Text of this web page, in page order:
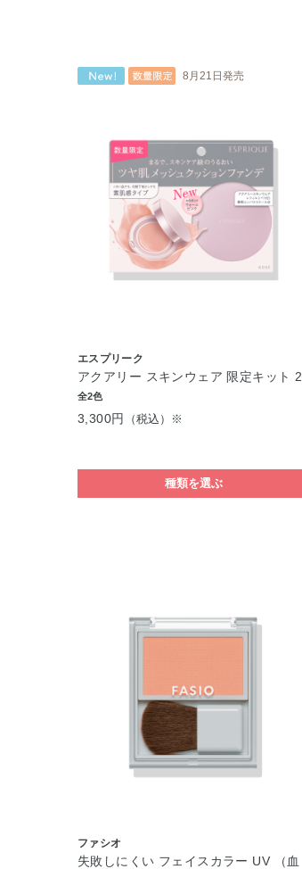
8月21日発売
エスプリーク
アクアリー スキンウェア 限定キット 2
全2色
3,300円 （税込）※
種類を選ぶ
ファシオ
失敗しにくい フェイスカラー UV （血